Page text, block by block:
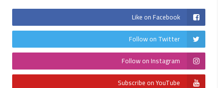
Like on Facebook
Follow on Twitter
Follow on Instagram
Subscribe on YouTube